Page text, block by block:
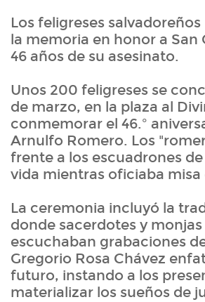
Los feligreses
la memoria en honor a
46 años de su asesinato.
Unos 200 feligreses se
de marzo, en la plaza al
conmemorar el 46.º
Arnulfo Romero. Los
frente a los escuadrones
vida mientras oficiaba misa
La ceremonia incluyó la
donde sacerdotes y
escuchaban grabaciones
Gregorio Rosa Chávez
futuro, instando a los
materializar los sueños de